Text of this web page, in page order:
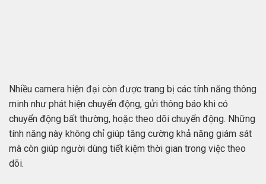
Nhiều camera hiện đại còn được trang bị các tính năng thông
minh như phát hiện chuyển động, gửi thông báo khi có
chuyển động bất thường, hoặc theo dõi chuyển động. Những
tính năng này không chỉ giúp tăng cường khả năng giám sát
mà còn giúp người dùng tiết kiệm thời gian trong việc theo
dõi.